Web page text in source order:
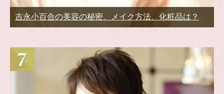
吉永小百合の美容の秘密、メイク方法、化粧品は？